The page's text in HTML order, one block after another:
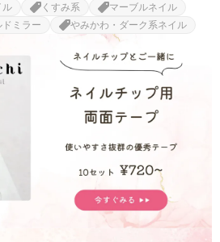
ル くすみ系
マーブルネイル
ドミラー やみかわ・ダーク系ネイル